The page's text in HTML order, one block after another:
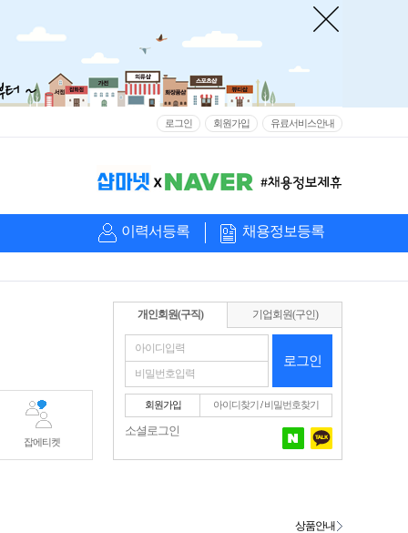
로그인 회원가입 유료서비스안내
이력서등록 채용정보등록
잡에티켓
개인회원(구직) 기업회원(구인)
로그인
회원가입 아이디찾기/비밀번호찾기
소셜로그인
상품안내